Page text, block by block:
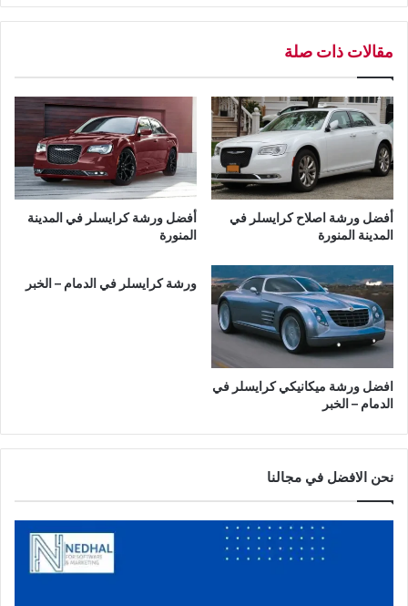
ي
ك
ر
ا
ي
س
ل
ر
ف
ي
ا
د
م
م
-
ل
ب
مقالات ذات صلة
أفضل ورشة اصلاح كرايسلر في
المدينة المنورة
أفضل ورشة كرايسلر في المدينة
المنورة
افضل ورشة ميكانيكي كرايسلر في
الدمام – الخبر
ورشة كرايسلر في الدمام – الخبر
نحن الافضل في مجالنا